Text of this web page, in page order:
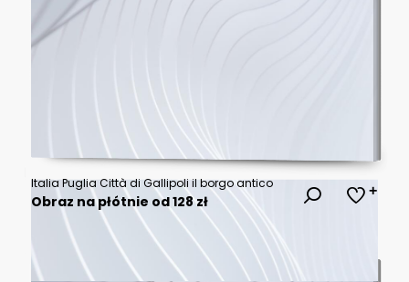
Italia Puglia Città di Gallipoli il borgo antico
Obraz na płótnie od 128 zł